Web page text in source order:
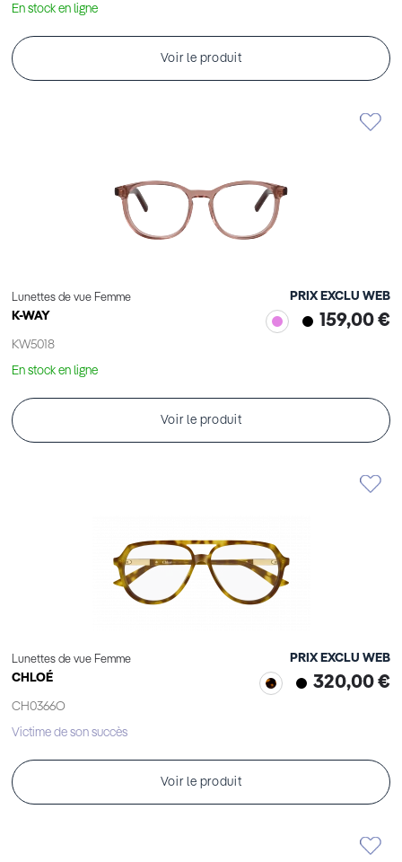
En stock en ligne
Voir le produit
Lunettes de vue Femme
K-WAY
KW5018
PRIX EXCLU WEB
159,00 €
En stock en ligne
Voir le produit
Lunettes de vue Femme
CHLOÉ
CH0366O
PRIX EXCLU WEB
320,00 €
Victime de son succès
Voir le produit